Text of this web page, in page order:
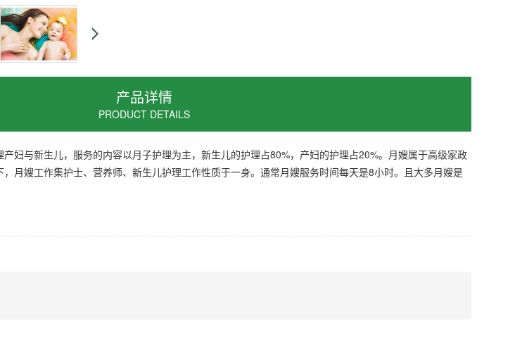
产品详情
PRODUCT DETAILS
妇与新生儿，服务的内容以月子护理为主，新生儿的护理占80%，产妇的护理占20%。月嫂属于高级家政
月嫂工作集护士、营养师、新生儿护理工作性质于一身。通常月嫂服务时间每天是8小时。且大多月嫂是